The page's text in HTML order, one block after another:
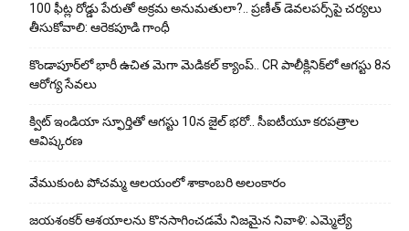
100 ఫీట్ల రోడ్డు పేరుతో అక్రమ అనుమతులా?.. ప్రణీత్ డెవలపర్స్‌పై చర్యలు
తీసుకోవాలి: ఆరెకపూడి గాంధీ
కొండాపూర్‌లో భారీ ఉచిత మెగా మెడికల్ క్యాంప్.. CR పాలీక్లినిక్‌లో ఆగస్టు 8న
ఆరోగ్య సేవలు
క్విట్ ఇండియా స్ఫూర్తితో ఆగస్టు 10న జైల్ భరో.. సీఐటీయూ కరపత్రాల
ఆవిష్కరణ
వేముకుంట పోచమ్మ ఆలయంలో శాకాంబరి అలంకారం
జయశంకర్ ఆశయాలను కొనసాగించడమే నిజమైన నివాళి: ఎమ్మెల్యే